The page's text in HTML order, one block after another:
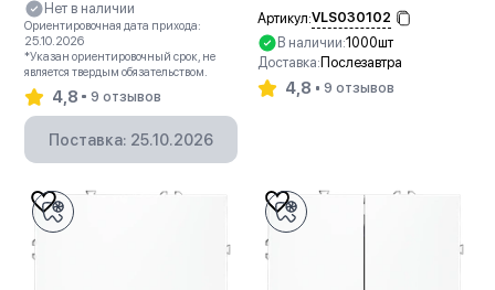
Нет в наличии
Ориентировочная дата прихода:
25.10.2026
*Указан ориентировочный срок, не
является твердым обязательством.
4,8 9 отзывов
Поставка: 25.10.2026
Артикул:VLS030102
В наличии:1000шт
Доставка:Послезавтра
4,8 9 отзывов